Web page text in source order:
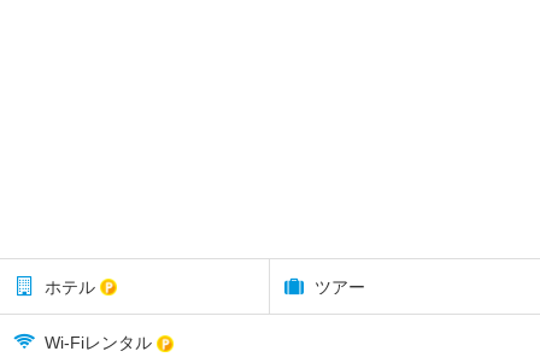
ホテル ツアー
Wi-Fiレンタル